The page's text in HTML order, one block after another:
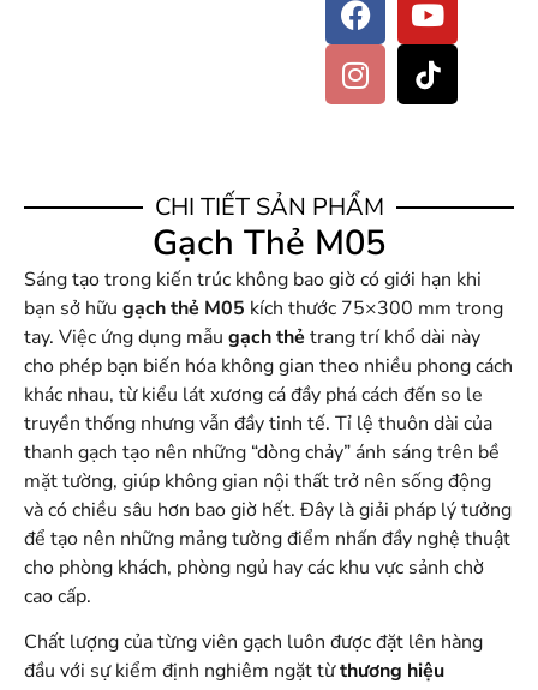
CHI TIẾT SẢN PHẨM
Gạch Thẻ M05
Sáng tạo trong kiến trúc không bao giờ có giới hạn khi
bạn sở hữu gạch thẻ M05 kích thước 75×300 mm trong
tay. Việc ứng dụng mẫu gạch thẻ trang trí khổ dài này
cho phép bạn biến hóa không gian theo nhiều phong cách
khác nhau, từ kiểu lát xương cá đầy phá cách đến so le
truyền thống nhưng vẫn đầy tinh tế. Tỉ lệ thuôn dài của
thanh gạch tạo nên những “dòng chảy” ánh sáng trên bề
mặt tường, giúp không gian nội thất trở nên sống động
và có chiều sâu hơn bao giờ hết. Đây là giải pháp lý tưởng
để tạo nên những mảng tường điểm nhấn đầy nghệ thuật
cho phòng khách, phòng ngủ hay các khu vực sảnh chờ
cao cấp.
Chất lượng của từng viên gạch luôn được đặt lên hàng
đầu với sự kiểm định nghiêm ngặt từthương hiệu